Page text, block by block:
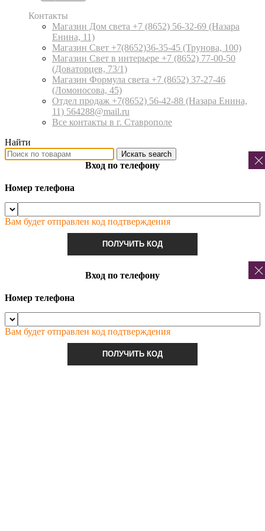
Контакты
Магазин Дом света +7 (8652) 56-32-69 (Назара
Енина, 11)
Магазин Свет +7(8652)36-35-45 (Трунова, 100)
Магазин Свет в интерьере +7 (8652) 77-00-50
(Доваторцев, 73/1)
Магазин Формула света +7 (8652) 37-27-46
(Ломоносова, 45)
Отдел продаж +7(8652) 56-42-88 (Назара Енина,
11) 564288@mail.ru
Все контакты в г. Ставрополе
Найти
Искать search
Вход по телефону
Номер телефона
Вам будет отправлен код подтверждения
ПОЛУЧИТЬ КОД
Вход по телефону
Номер телефона
Вам будет отправлен код подтверждения
ПОЛУЧИТЬ КОД